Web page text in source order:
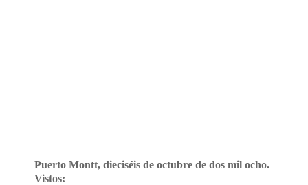
Puerto Montt, dieciséis de octubre de dos mil ocho.
Vistos: